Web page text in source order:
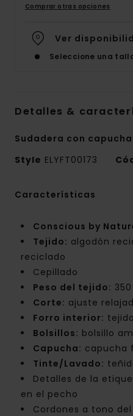
Comprar otras opciones
Ver
Seleccione una
Detalles &
Sudadera con
Style ELYFT00173
Características
Conscious by
Tejido: algodón
reciclado
Cepillado
Peso del tejido:
Corte: ajuste
Forro interior:
Bolsillos: bolsillo
Capucha: capucha
Tinte/Lavado:
Detalles de la
en el pecho
Cordones a tono